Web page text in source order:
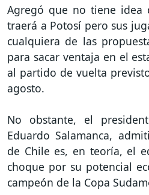
Agregó que no tiene idea
traerá a Potosí pero sus
cualquiera de las
para sacar ventaja en el
al partido de vuelta
agosto.
No obstante, el
Eduardo Salamanca,
de Chile es, en teoría, el
choque por su potencial
campeón de la Copa